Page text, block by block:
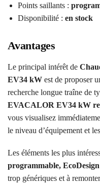
Points saillants :
Disponibilité : en stock
Avantages
Le principal intérêt de
EV34 kW est de proposer
recherche longue traîne de
EVACALOR EV34 kW
vous visualisez
le niveau d’équipement et
Les éléments les plus
programmable,
trop génériques et à